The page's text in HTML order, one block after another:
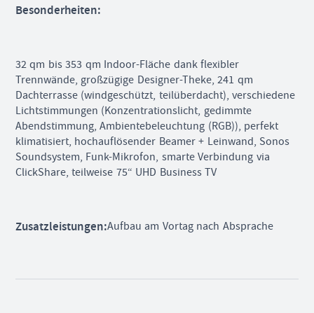
Besonderheiten:
32 qm bis 353 qm Indoor-Fläche dank flexibler
Trennwände, großzügige Designer-Theke, 241 qm
Dachterrasse (windgeschützt, teilüberdacht), verschiedene
Lichtstimmungen (Konzentrationslicht, gedimmte
Abendstimmung, Ambientebeleuchtung (RGB)), perfekt
klimatisiert, hochauflösender Beamer + Leinwand, Sonos
Soundsystem, Funk-Mikrofon, smarte Verbindung via
ClickShare, teilweise 75“ UHD Business TV
Zusatzleistungen:Aufbau am Vortag nach Absprache